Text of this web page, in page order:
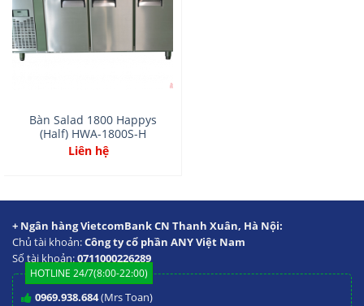
Bàn Salad 1800 Happys
(Half) HWA-1800S-H
Liên hệ
+ Ngân hàng VietcomBank CN Thanh Xuân, Hà Nội:
Chủ tài khoản:Công ty cổ phần ANY Việt Nam
Số tài khoản:0711000226289
HOTLINE 24/7(8:00-22:00)
0969.938.684(Mrs Toan)